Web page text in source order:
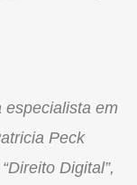
especialista em
Peck
Digital”,